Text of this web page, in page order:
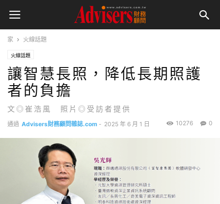
家 火線話題
火線話題
讓智慧長照，降低長期照護
者的負擔
文◎崔浩風 照片◎受訪者提供
通過 Advisers財務顧問雜誌.com - 2025 年 6 月 1 日 0
10276